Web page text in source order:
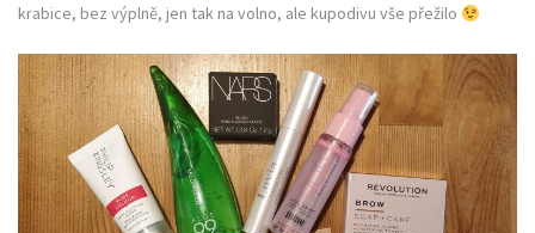
krabice, bez výplně, jen tak na volno, ale kupodivu vše přežilo